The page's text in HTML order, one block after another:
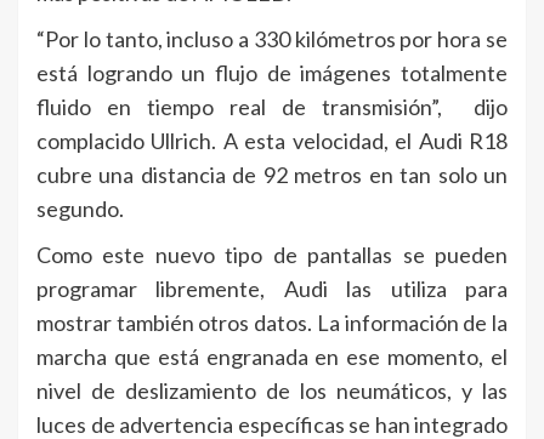
“Por lo tanto, incluso a 330 kilómetros por hora se
está logrando un flujo de imágenes totalmente
fluido en tiempo real de transmisión”, dijo
complacido Ullrich. A esta velocidad, el Audi R18
cubre una distancia de 92 metros en tan solo un
segundo.
Como este nuevo tipo de pantallas se pueden
programar libremente, Audi las utiliza para
mostrar también otros datos. La información de la
marcha que está engranada en ese momento, el
nivel de deslizamiento de los neumáticos, y las
luces de advertencia específicas se han integrado